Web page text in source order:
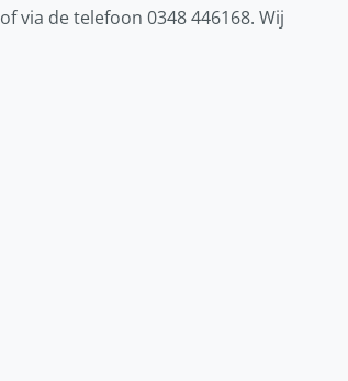
of via de telefoon 0348 446168. Wij